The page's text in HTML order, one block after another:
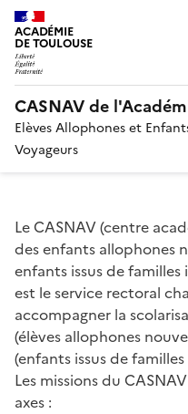
ACADÉMIE
DE TOULOUSE
CASNAV de
Elèves Allophones et
Voyageurs
Le CASNAV (centre
des enfants allophones
enfants issus de
est le service rectoral
accompagner la
(élèves allophones
(enfants issus de
Les missions du
axes :